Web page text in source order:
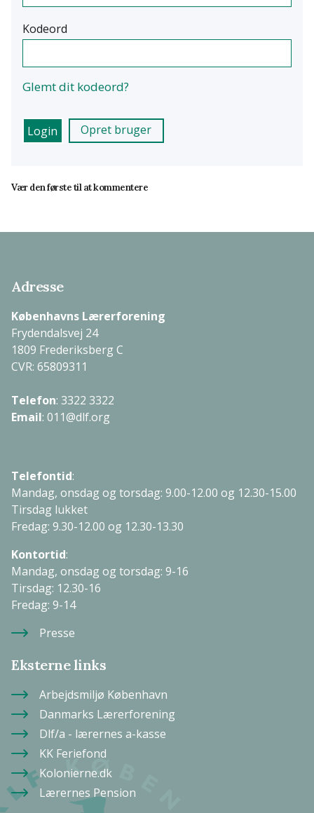
Kodeord
Glemt dit kodeord?
Opret bruger
Vær den første til at kommentere
Adresse
Københavns Lærerforening
Frydendalsvej 24
1809 Frederiksberg C
CVR: 65809311
Telefon: 3322 3322
Email: 011@dlf.org
Telefontid:
Mandag, onsdag og torsdag: 9.00-12.00 og 12.30-15.00
Tirsdag lukket
Fredag: 9.30-12.00 og 12.30-13.30
Kontortid:
Mandag, onsdag og torsdag: 9-16
Tirsdag: 12.30-16
Fredag: 9-14
Presse
Eksterne links
Arbejdsmiljø København
Danmarks Lærerforening
Dlf/a - lærernes a-kasse
KK Feriefond
Kolonierne.dk
Lærernes Pension